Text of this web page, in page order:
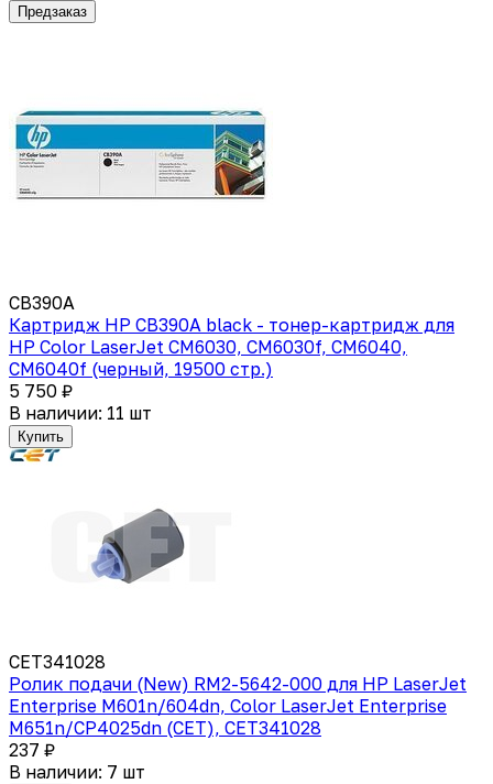
Предзаказ
CB390A
Картридж HP CB390A black - тонер-картридж для
HP Color LaserJet CM6030, CM6030f, CM6040,
CM6040f (черный, 19500 стр.)
5 750 ₽
В наличии: 11 шт
Купить
CET341028
Ролик подачи (New) RM2-5642-000 для HP LaserJet
Enterprise M601n/604dn, Color LaserJet Enterprise
M651n/CP4025dn (CET), CET341028
237 ₽
В наличии: 7 шт